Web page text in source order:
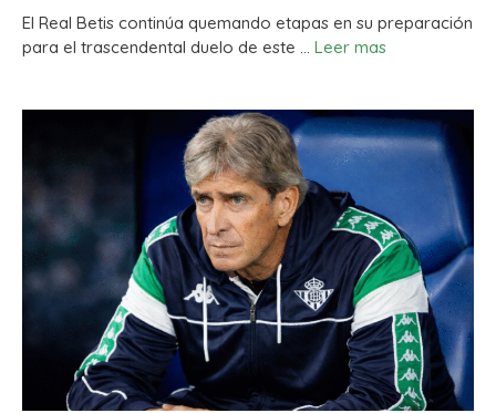
El Real Betis continúa quemando etapas en su preparación
para el trascendental duelo de este … Leer mas